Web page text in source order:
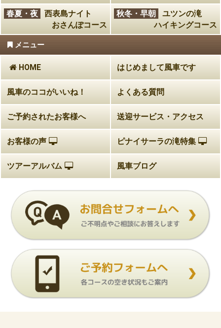
春夏・夜
西表島ナイト
おさんぽコース
秋冬・早朝
ユツンの滝
ハイキングコース
メニュー
HOME はじめまして風車です
風車のココがいいね！ よくある質問
ご予約されたお客様へ 送迎サービス・アクセス
お客様の声 ピナイサーラの滝特集
ツアーアルバム 風車ブログ